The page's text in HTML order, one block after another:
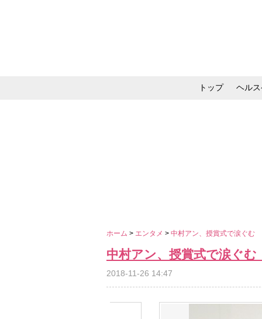
トップ ヘル
ホーム > エンタメ > 中村アン、授賞式で涙ぐむ
中村アン、授賞式で涙ぐ
2018-11-26 14:47